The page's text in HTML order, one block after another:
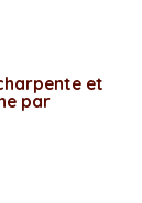
et
par